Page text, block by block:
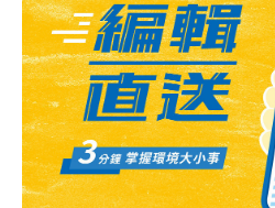
源及污染行為人，且劃定污染
業區有126家廠商，新市工業區
烯都是致癌物質。